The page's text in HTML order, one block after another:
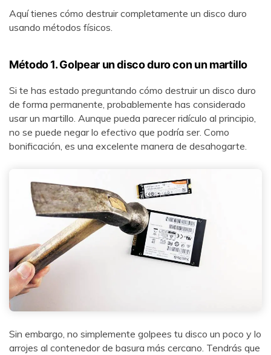
Aquí tienes cómo destruir completamente un disco duro
usando métodos físicos.
Método 1. Golpear un disco duro con un martillo
Si te has estado preguntando cómo destruir un disco duro
de forma permanente, probablemente has considerado
usar un martillo. Aunque pueda parecer ridículo al principio,
no se puede negar lo efectivo que podría ser. Como
bonificación, es una excelente manera de desahogarte.
Sin embargo, no simplemente golpees tu disco un poco y lo
arrojes al contenedor de basura más cercano. Tendrás que